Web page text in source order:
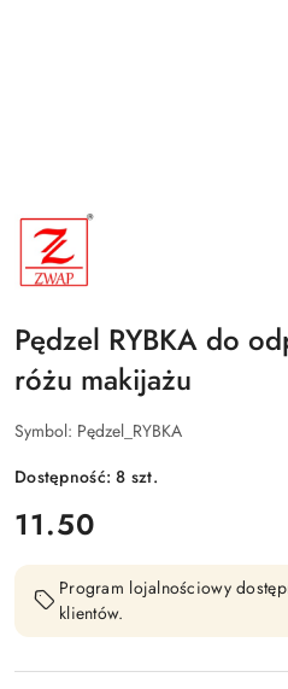
NAZWA
PRODUCENTA:
ZWAP
Pędzel RYBKA do
różu makijażu
Symbol: Pędzel_RYBKA
Dostępność:8 szt.
cena:
11.50
Program lojalnościowy
klientów.